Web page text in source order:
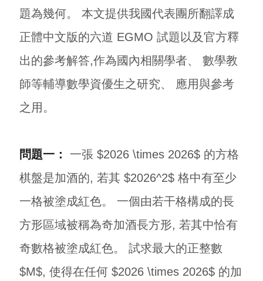
題為幾何。 本文提供我國代表團所翻譯成
正體中文版的六道 EGMO 試題以及官方釋
出的參考解答,作為國內相關學者、 數學教
師等輔導數學資優生之研究、 應用與參考
之用。
問題一： 一張 $2026 \times 2026$ 的方格
棋盤是加酒的, 若其 $2026^2$ 格中有至少
一格被塗成紅色。 一個由若干格構成的長
方形區域被稱為奇加酒長方形, 若其中恰有
奇數格被塗成紅色。 試求最大的正整數
$M$, 使得在任何 $2026 \times 2026$ 的加